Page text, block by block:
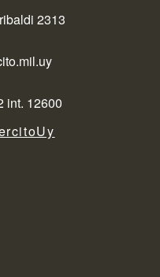
2313
int. 12600